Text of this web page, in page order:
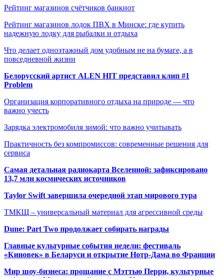
Рейтинг магазинов счётчиков банкнот
Рейтинг магазинов лодок ПВХ в Минске: где купить
надежную лодку для рыбалки и отдыха
Что делает одноэтажный дом удобным не на бумаге, а в
повседневной жизни
Белорусский артист ALEN HIT представил клип #1
Problem
Организация корпоративного отдыха на природе — что
важно учесть
Зарядка электромобиля зимой: что важно учитывать
Практичность без компромиссов: современные решения для
сервиса
Самая детальная радиокарта Вселенной: зафиксировано
13,7 млн космических источников
Taylor Swift завершила очередной этап мирового тура
ТМКЩ – универсальный материал для агрессивной среды
Dune: Part Two продолжает собирать награды
Главные культурные события недели: фестиваль
«Киновек» в Беларуси и открытие Нотр-Дама во Франции
Мир шоу-бизнеса: прощание с Мэттью Перри, культурные